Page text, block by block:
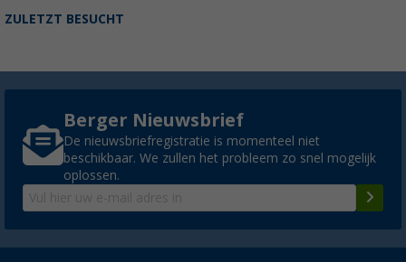
ZULETZT BESUCHT
Berger Nieuwsbrief
De nieuwsbriefregistratie is momenteel niet
beschikbaar. We zullen het probleem zo snel mogelijk
oplossen.